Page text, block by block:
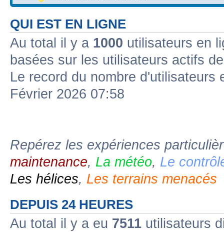
QUI EST EN LIGNE
Au total il y a 1000 utilisateurs en
basées sur les utilisateurs actifs
Le record du nombre d'utilisateurs
Février 2026 07:58
Repérez les expériences
maintenance, La météo, Le
Les hélices, Les terrains menacés
DEPUIS 24 HEURES
Au total il y a eu 7511 utilisateurs